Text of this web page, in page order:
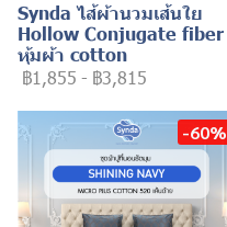
Synda ไส้ผ้านวมเส้นใย
Hollow Conjugate fiber
หุ้มผ้า cotton
฿1,855 - ฿3,815
-60%